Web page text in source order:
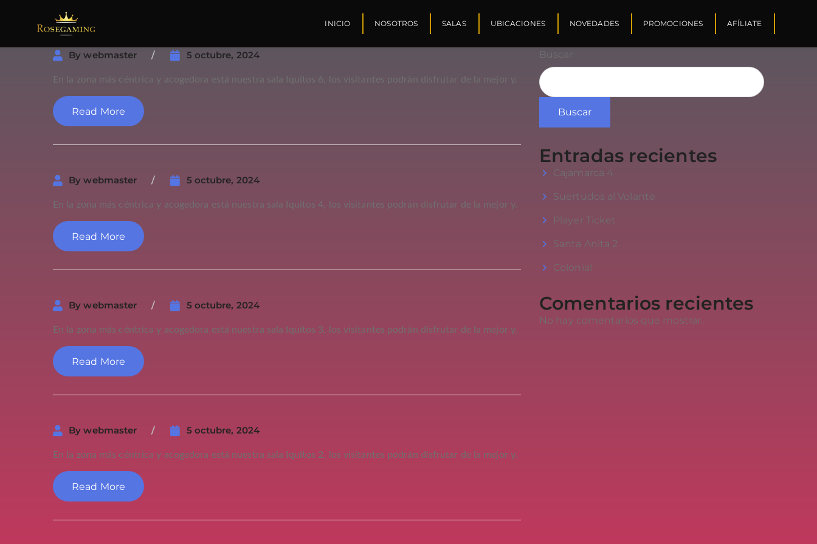
INICIO NOSOTROS SALAS UBICACIONES NOVEDADES PROMOCIONES AFÍLIATE
Bywebmaster 5 octubre, 2024
En la zona más céntrica y acogedora está nuestra sala Iquitos 6, los visitantes podrán disfrutar de la mejor y.
Read More
Bywebmaster 5 octubre, 2024
En la zona más céntrica y acogedora está nuestra sala Iquitos 4, los visitantes podrán disfrutar de la mejor y.
Read More
Bywebmaster 5 octubre, 2024
En la zona más céntrica y acogedora está nuestra sala Iquitos 3, los visitantes podrán disfrutar de la mejor y.
Read More
Bywebmaster 5 octubre, 2024
En la zona más céntrica y acogedora está nuestra sala Iquitos 2, los visitantes podrán disfrutar de la mejor y.
Read More
Buscar
Buscar
Entradas recientes
Cajamarca 4
Suertudos al Volante
Player Ticket
Santa Anita 2
Colonial
Comentarios recientes
No hay comentarios que mostrar.